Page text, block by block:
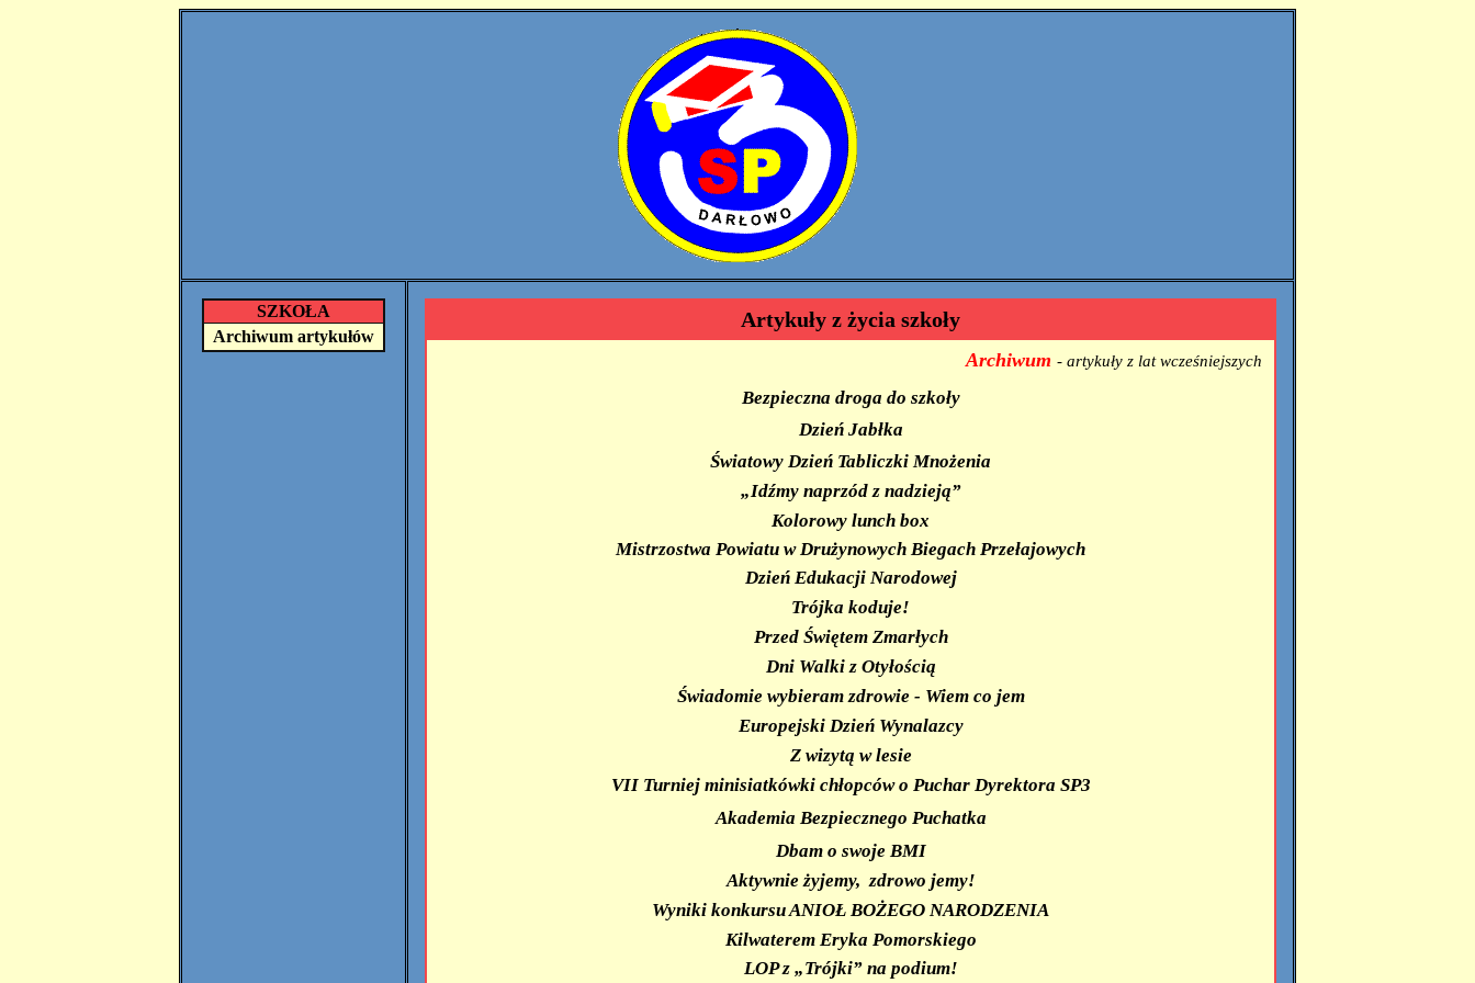
SZKOŁA
Archiwum artykułów
Artykuły z życia szkoły
Archiwum - artykuły z lat wcześniejszych
Bezpieczna droga do szkoły
Dzień Jabłka
Światowy Dzień Tabliczki Mnożenia
„Idźmy naprzód z nadzieją”
Kolorowy lunch box
Mistrzostwa Powiatu w Drużynowych Biegach Przełajowych
Dzień Edukacji Narodowej
Trójka koduje!
Przed Świętem Zmarłych
Dni Walki z Otyłością
Świadomie wybieram zdrowie - Wiem co jem
Europejski Dzień Wynalazcy
Z wizytą w lesie
VII Turniej minisiatkówki chłopców o Puchar Dyrektora SP3
Akademia Bezpiecznego Puchatka
Dbam o swoje BMI
Aktywnie żyjemy, zdrowo jemy!
Wyniki konkursu ANIOŁ BOŻEGO NARODZENIA
Kilwaterem Eryka Pomorskiego
LOP z „Trójki” na podium!